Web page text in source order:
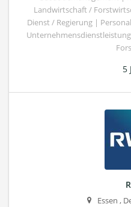
Landwirtschaft /
Dienst / Regierung |
5
Essen ,